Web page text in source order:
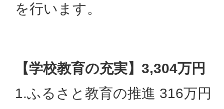
を行います。
【学校教育の充実】3,304万円
1.ふるさと教育の推進 316万円